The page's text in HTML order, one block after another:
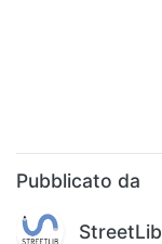
Pubblicato da